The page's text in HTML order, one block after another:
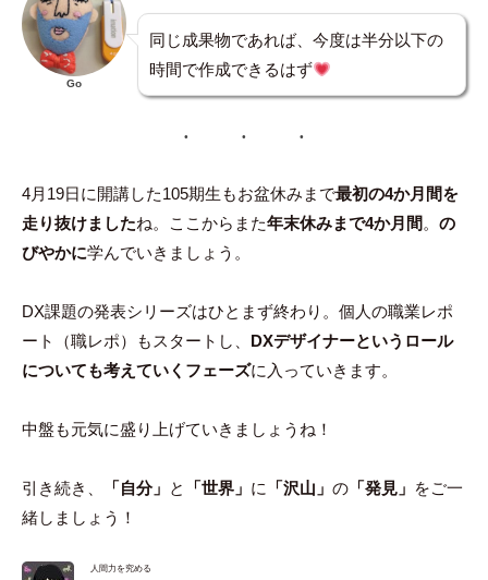
Go
同じ成果物であれば、今度は半分以下の
時間で作成できるはず
4月19日に開講した105期生もお盆休みまで最初の4か月間を
走り抜けましたね。ここからまた年末休みまで4か月間。 の
びやかに学んでいきましょう。
DX課題の発表シリーズはひとまず終わり。個人の職業レポ
ート（職レポ）もスタートし、 DXデザイナーというロール
についても考えていくフェーズに入っていきます。
中盤も元気に盛り上げていきましょうね！
引き続き、 「自分」 と 「世界」 に 「沢山」 の 「発見」 をご一
緒しましょう！
人間力を究める